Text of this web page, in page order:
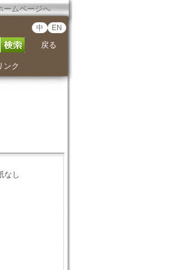
ームページへ
中 EN
戻る
ンク
なし